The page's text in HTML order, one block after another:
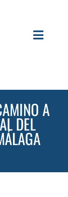
Toggle
A
DEL